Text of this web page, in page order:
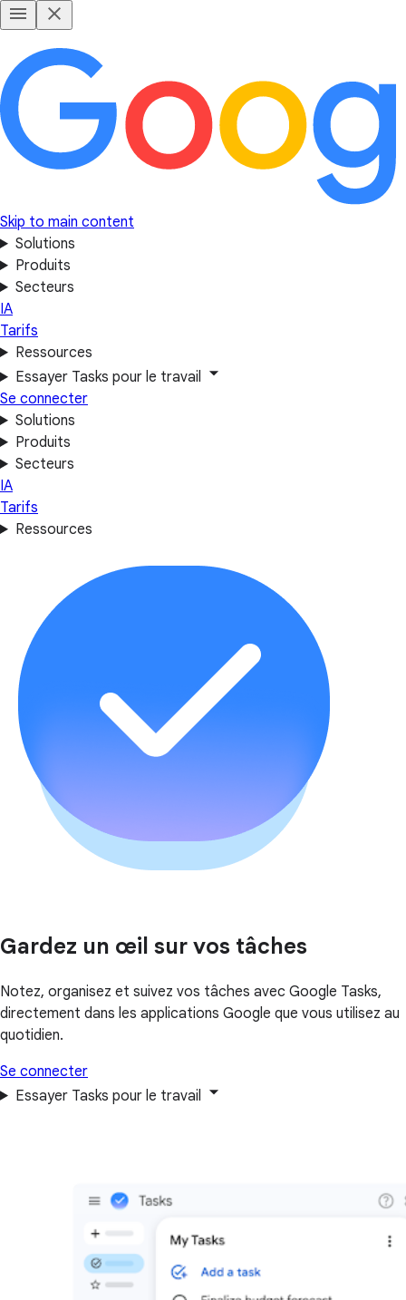
Skip to main content
Solutions
Produits
Secteurs
IA
Tarifs
Ressources
Essayer Tasks pour le travail
Se connecter
Solutions
Produits
Secteurs
IA
Tarifs
Ressources
Gardez un œil sur vos tâches
Notez, organisez et suivez vos tâches avec Google Tasks,
directement dans les applications Google que vous utilisez au
quotidien.
Se connecter
Essayer Tasks pour le travail